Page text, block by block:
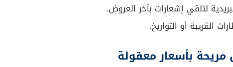
لتلقي إشعارات بآخر العروض.
القريبة أو التواريخ.